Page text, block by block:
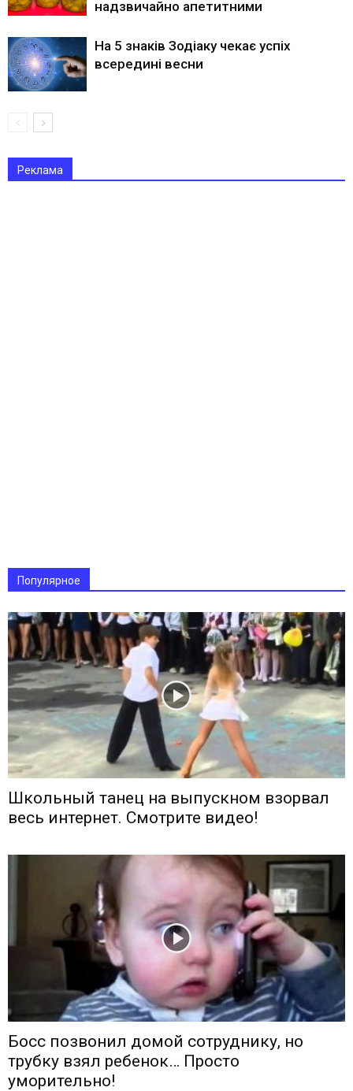
надзвичайно апетитними
На 5 знаків Зодіаку чекає успіх
всередині весни
Реклама
Популярное
Школьный танец на выпускном взорвал
весь интернет. Смотрите видео!
Босс позвонил домой сотруднику, но
трубку взял ребенок… Просто
уморительно!